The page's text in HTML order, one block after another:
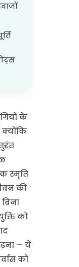
के
स्मृति
की
को
— ये
को